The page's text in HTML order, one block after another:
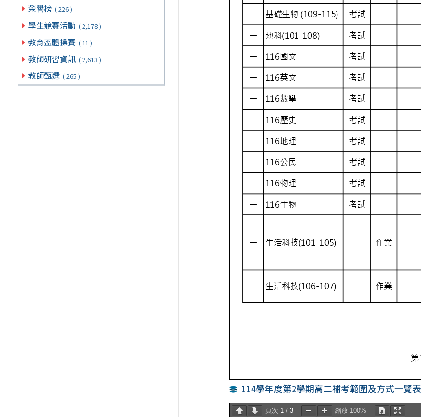
榮譽榜 ( 226 )
學生競賽活動 ( 2,178 )
教育盃體操賽 ( 11 )
教師研習資訊 ( 2,613 )
教師甄選 ( 265 )
114學年度第2學期高二補考範圍及方式一覽表
頁次 1 / 3 縮放 100%